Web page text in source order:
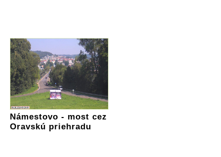
Námestovo - most cez
Oravskú priehradu